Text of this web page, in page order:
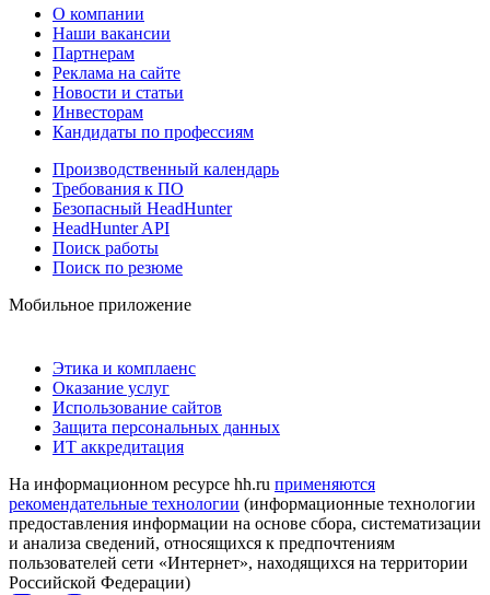
О компании
Наши вакансии
Партнерам
Реклама на сайте
Новости и статьи
Инвесторам
Кандидаты по профессиям
Производственный календарь
Требования к ПО
Безопасный HeadHunter
HeadHunter API
Поиск работы
Поиск по резюме
Мобильное приложение
Этика и комплаенс
Оказание услуг
Использование сайтов
Защита персональных данных
ИТ аккредитация
На информационном ресурсе hh.ru применяются
рекомендательные технологии (информационные технологии
предоставления информации на основе сбора, систематизации
и анализа сведений, относящихся к предпочтениям
пользователей сети «Интернет», находящихся на территории
Российской Федерации)